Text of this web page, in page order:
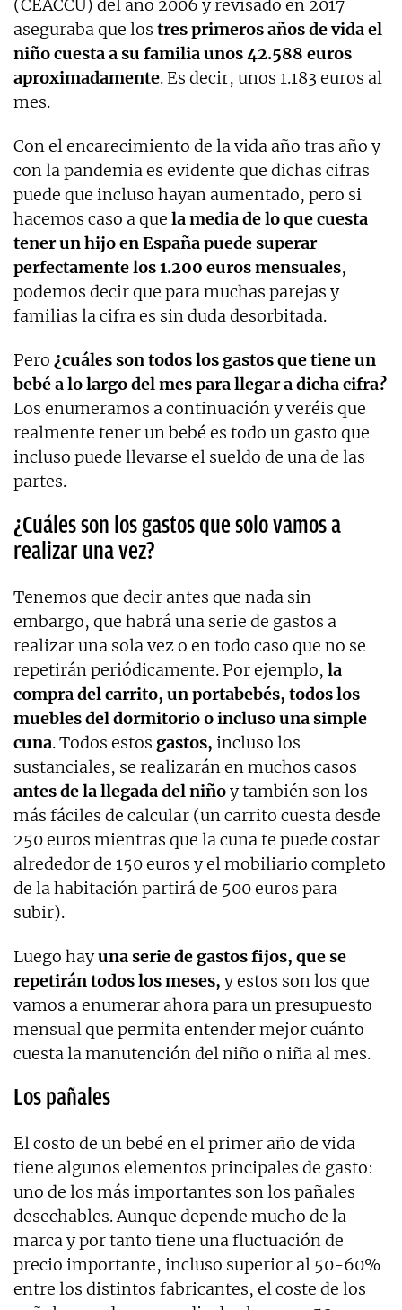
(CEACCU) del año 2006 y revisado en 2017
aseguraba que los tres primeros años de vida el
niño cuesta a su familia unos 42.588 euros
aproximadamente. Es decir, unos 1.183 euros al
mes.
Con el encarecimiento de la vida año tras año y
con la pandemia es evidente que dichas cifras
puede que incluso hayan aumentado, pero si
hacemos caso a que la media de lo que cuesta
tener un hijo en España puede superar
perfectamente los 1.200 euros mensuales,
podemos decir que para muchas parejas y
familias la cifra es sin duda desorbitada.
Pero ¿cuáles son todos los gastos que tiene un
bebé a lo largo del mes para llegar a dicha cifra?
Los enumeramos a continuación y veréis que
realmente tener un bebé es todo un gasto que
incluso puede llevarse el sueldo de una de las
partes.
¿Cuáles son los gastos que solo vamos a
realizar una vez?
Tenemos que decir antes que nada sin
embargo, que habrá una serie de gastos a
realizar una sola vez o en todo caso que no se
repetirán periódicamente. Por ejemplo, la
compra del carrito, un portabebés, todos los
muebles del dormitorio o incluso una simple
cuna. Todos estos gastos, incluso los
sustanciales, se realizarán en muchos casos
antes de la llegada del niñoy también son los
más fáciles de calcular (un carrito cuesta desde
250 euros mientras que la cuna te puede costar
alrededor de 150 euros y el mobiliario completo
de la habitación partirá de 500 euros para
subir).
Luego hayuna serie de gastos fijos, que se
repetirán todos los meses, y estos son los que
vamos a enumerar ahora para un presupuesto
mensual que permita entender mejor cuánto
cuesta la manutención del niño o niña al mes.
Los pañales
El costo de un bebé en el primer año de vida
tiene algunos elementos principales de gasto:
uno de los más importantes son los pañales
desechables. Aunque depende mucho de la
marca y por tanto tiene una fluctuación de
precio importante, incluso superior al 50-60%
entre los distintos fabricantes, el coste de los